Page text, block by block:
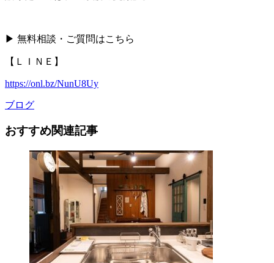
▶ 無料相談・ご質問はこちら
【ＬＩＮＥ】
https://onl.bz/NunU8Uy
ブログ
おすすめ関連記事